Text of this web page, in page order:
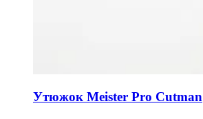
Утюжок Meister Pro Cutman